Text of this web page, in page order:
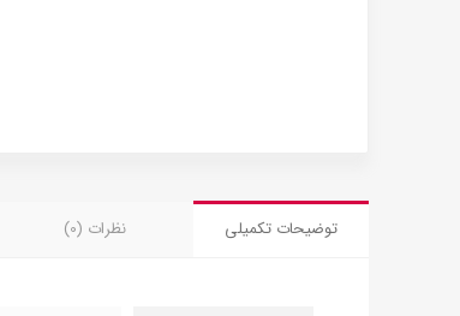
توضیحات تکمیلی نظرات (0)